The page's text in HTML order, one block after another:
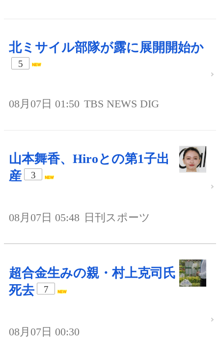
北ミサイル部隊が露に展開開始か
5
08月07日 01:50 TBS NEWS DIG
山本舞香、Hiroとの第1子出
産
3
08月07日 05:48 日刊スポーツ
超合金生みの親・村上克司氏
死去
7
08月07日 00:30